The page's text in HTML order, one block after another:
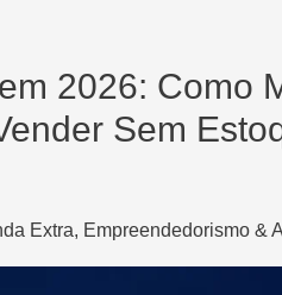
2026: Como
Sem
Extra, Empreendedorismo &